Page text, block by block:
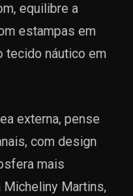
equilibre a
estampas em
tecido náutico em
externa, pense
com design
mais
Micheliny Martins,